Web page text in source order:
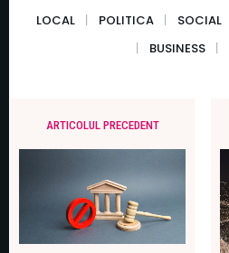
LOCAL POLITICA SOCIAL
BUSINESS
ARTICOLUL PRECEDENT